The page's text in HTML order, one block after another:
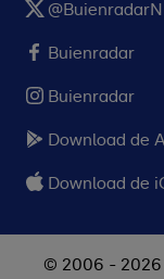
@BuienradarNL
Buienradar
Buienradar
Download de
Download de
© 2006 - 2026